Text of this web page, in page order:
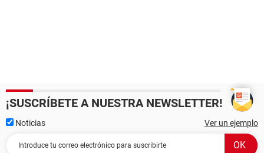
¡SUSCRÍBETE A NUESTRA NEWSLETTER!
Noticias Ver un ejemplo